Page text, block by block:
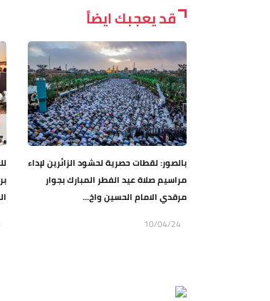
قد يعجبك ايضاً
بالصور: لقطات حصرية لحشود الزائرين لإداء
مراسيم صلاة عيد الفطر المبارك بجوار
مرقدي الامام الحسين واخ...
10/04/24